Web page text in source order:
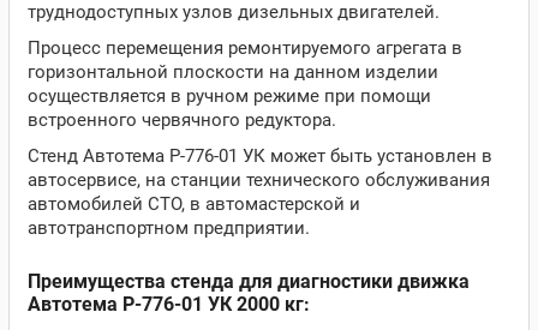
труднодоступных узлов дизельных двигателей.
Процесс перемещения ремонтируемого агрегата в
горизонтальной плоскости на данном изделии
осуществляется в ручном режиме при помощи
встроенного червячного редуктора.
Стенд Автотема Р-776-01 УК может быть установлен в
автосервисе, на станции технического обслуживания
автомобилей СТО, в автомастерской и
автотранспортном предприятии.
Преимущества стенда для диагностики движка
Автотема Р-776-01 УК 2000 кг: